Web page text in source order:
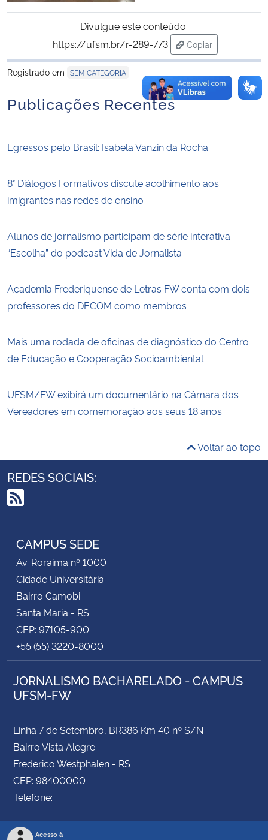
Divulgue este conteúdo:
https://ufsm.br/r-289-773
Copiar
para área de
Registrado em SEM CATEGORIA
Publicações Recentes
Egressos pelo Brasil: Isabela Vanzin da Rocha
8° Diálogos Formativos discute acolhimento aos
imigrantes nas redes de ensino
Alunos de jornalismo participam de série interativa
“Escolha” do podcast Vida de Jornalista
Academia Frederiquense de Letras FW conta com dois
professores do DECOM como membros
Mais uma rodada de oficinas de diagnóstico do Centro
de Educação e Cooperação Socioambiental
UFSM/FW exibirá um documentário na Câmara dos
Vereadores em comemoração aos seus 18 anos
Voltar ao topo
REDES SOCIAIS:
RSS
CAMPUS SEDE
Av. Roraima nº 1000
Cidade Universitária
Bairro Camobi
Santa Maria - RS
CEP: 97105-900
+55 (55) 3220-8000
JORNALISMO BACHARELADO - CAMPUS
UFSM-FW
Linha 7 de Setembro, BR386 Km 40 nº S/N
Bairro Vista Alegre
Frederico Westphalen - RS
CEP: 98400000
Telefone:
Acesso à